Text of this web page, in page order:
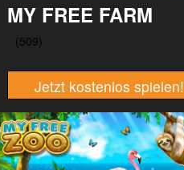
MY FREE FARM
Jetzt kostenlos spielen!